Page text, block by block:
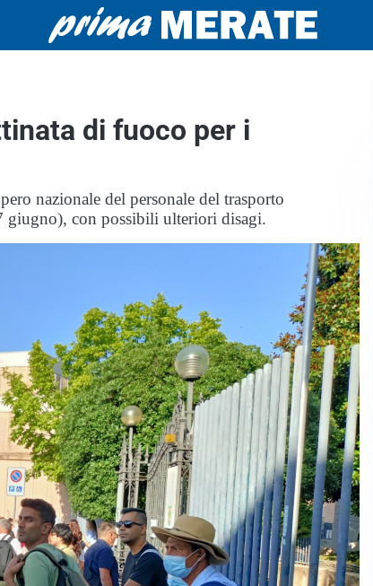
di fuoco per i
nazionale del personale del trasporto
con possibili ulteriori disagi.